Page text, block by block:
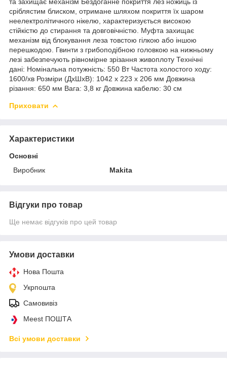
сріблястим блиском, отримане шляхом покриття їх шаром
неелектролітичного нікелю, характеризується високою
стійкістю до стирання та довговічністю. Муфта захищає
механізм від блокування леза товстою гілкою або іншою
перешкодою. Гвинти з грибоподібною головкою на нижньому
лезі забезпечують рівномірне зрізання живоплоту Технічні
дані: Номінальна потужність: 550 Вт Частота холостого ходу:
1600/хв Розміри (ДхШхВ): 1042 х 223 х 206 мм Довжина
різання: 650 мм Вага: 3,8 кг Довжина кабелю: 30 см
Приховати
Характеристики
Основні
Виробник
Makita
Відгуки про товар
Ще немає відгуків про цей товар
Умови доставки
Нова Пошта
Укрпошта
Самовивіз
Meest ПОШТА
Всі умови доставки